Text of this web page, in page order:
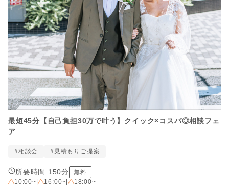
最短45分【自己負担30万で叶う】クイック×コスパ◎相談フェ
ア
#相談会 #見積もりご提案
所要時間 150分
無料
10:00~| 16:00~| 18:00~